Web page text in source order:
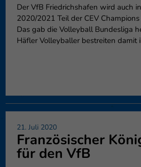
Der VfB Friedrichshafen wird auch
2020/2021 Teil der CEV
Das gab die Volleyball Bundesliga
Häfler Volleyballer bestreiten damit
21. Juli 2020
Französischer
für den VfB
Externe Medien (6)
Inhalte von Videoplattformen und Social-
standardmäßig blockiert. Wenn Cookies von
werden, bedarf der Zugriff auf diese Inhalte